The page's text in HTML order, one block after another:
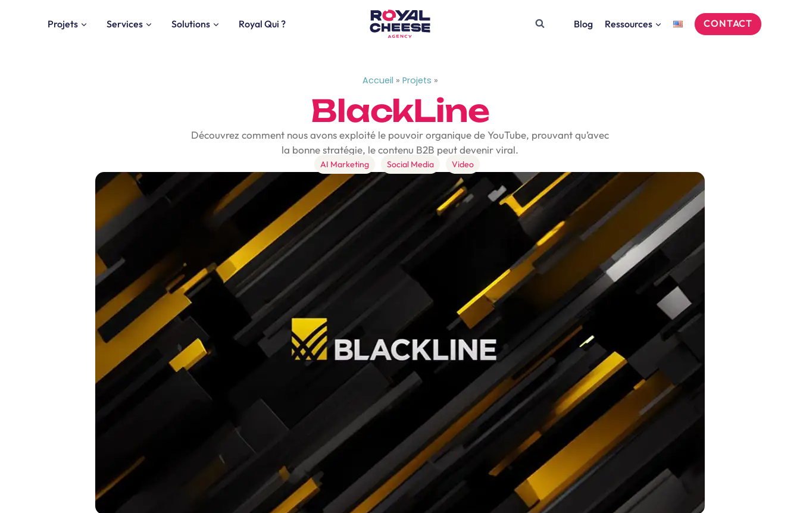
Projets Services Solutions Royal Qui ? Blog Ressources CONTACT
Accueil » Projets »
BlackLine
Découvrez comment nous avons exploité le pouvoir organique de YouTube, prouvant qu’avec
la bonne stratégie, le contenu B2B peut devenir viral.
AI Marketing Social Media Video